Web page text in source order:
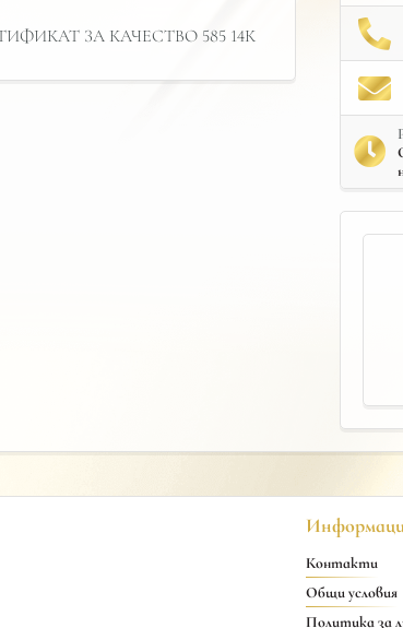
ЗА КАЧЕСТВО 585 14К
Контакти
Общи условия
Политика за